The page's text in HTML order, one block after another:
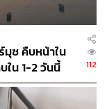
มุซ คืบหน้าใน
น 1-2 วันนี้
112